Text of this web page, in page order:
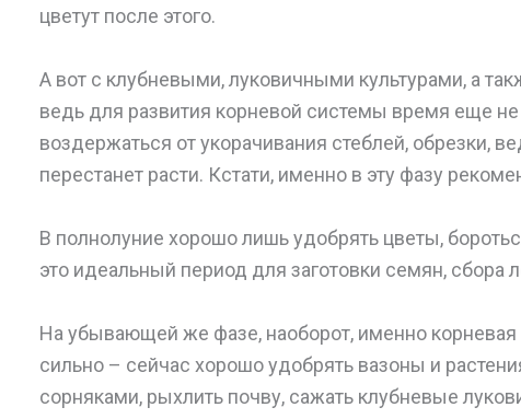
цветут после этого.
А вот с клубневыми, луковичными культурами, а
ведь для развития корневой системы время еще не
воздержаться от укорачивания стеблей, обрезки,
перестанет расти. Кстати, именно в эту фазу
В полнолуние хорошо лишь удобрять цветы,
это идеальный период для заготовки семян, сбора
На убывающей же фазе, наоборот, именно корневая
сильно – сейчас хорошо удобрять вазоны и
сорняками, рыхлить почву, сажать клубневые